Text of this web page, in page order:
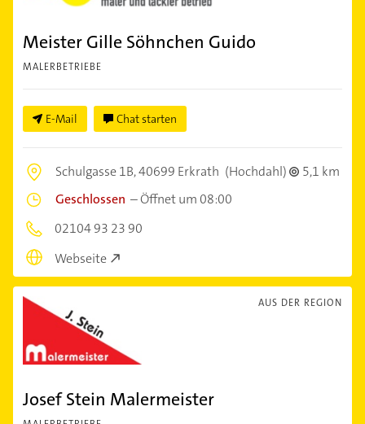
Meister Gille Söhnchen Guido
MALERBETRIEBE
E-Mail Chat starten
Schulgasse 1B,40699 Erkrath (Hochdahl)
5,1 km
Geschlossen –Öffnet um 08:00
02104 93 23 90
Webseite
AUS DER REGION
Josef Stein Malermeister